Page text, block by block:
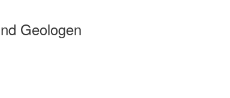
Geologen